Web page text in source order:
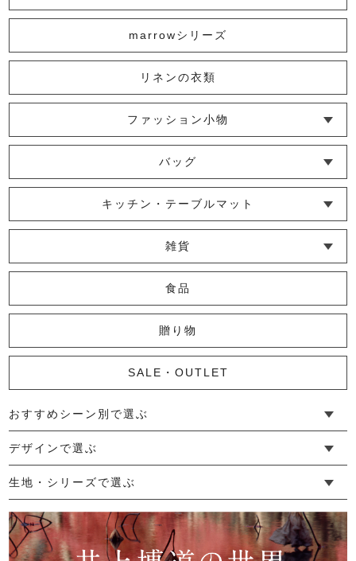
marrowシリーズ
リネンの衣類
ファッション小物
└ ショール・ストール
└ マスク
└ 靴下・アームカバー
バッグ
└ ポシェット・ショルダーバッグ
└ トートバッグ
└ 巾着バッグ
キッチン・テーブルマット
└ 蚊帳のふきん
└ かっぽう着・エプロン
└ その他キッチン小物
└ コースター
└ ランチョンマット・プレースマット
└ テーブルランナー・テーブルセンター
雑貨
└ その他小物
└ タオル・ハンカチ
└ ポーチ
└ インテリア
食品
贈り物
SALE・OUTLET
おすすめシーン別で選ぶ
└ 新生活
└ 和装
└ 旅行
└ 快眠
└ お祝い
デザインで選ぶ
└ ゆったりデザイン
└ 小柄さんにおすすめデザイン
└ 袖付きデザイン
└ メンズ・ユニセックスデザイン
└ 暮らしの黒色特集
生地・シリーズで選ぶ
└ 手紬手織り麻
└ 先染め麻
└ からみ織
└ グレーズリネン
└ 綿麻帆布
└ リネンツイード
└ リネンハンプ
└ ざっくり麻
└ オーガニックの蚊帳
└ かやキノミシリーズ
└ ふちどりシリーズ
└ 花紋シリーズ
└ 小紋シリーズ
└ 華わびシリーズ
└ 波ステッチシリーズ
└ あゆみ鹿シリーズ
└ 森の鹿シリーズ
└ まほろばシリーズ
└ 刺し子渦シリーズ
└ 革の水玉シリーズ
└ 新ビオシリーズ